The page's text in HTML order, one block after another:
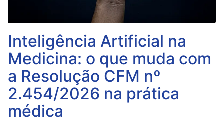
Inteligência Artificial na
Medicina: o que muda com
a Resolução CFM nº
2.454/2026 na prática
médica